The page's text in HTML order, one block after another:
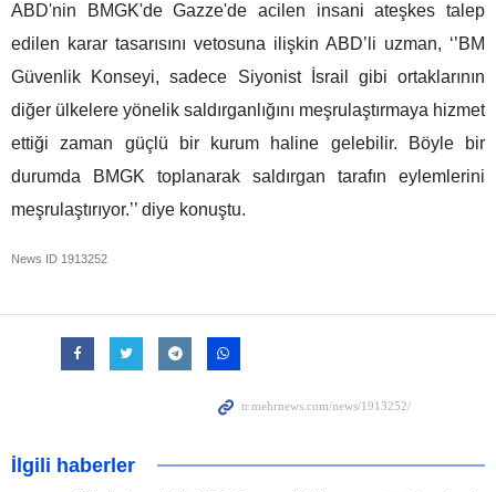
ABD'nin BMGK'de Gazze'de acilen insani ateşkes talep
edilen karar tasarısını vetosuna ilişkin ABD’li uzman, ‘’BM
Güvenlik Konseyi, sadece Siyonist İsrail gibi ortaklarının
diğer ülkelere yönelik saldırganlığını meşrulaştırmaya hizmet
ettiği zaman güçlü bir kurum haline gelebilir. Böyle bir
durumda BMGK toplanarak saldırgan tarafın eylemlerini
meşrulaştırıyor.’’ diye konuştu.
News ID 1913252
İlgili haberler